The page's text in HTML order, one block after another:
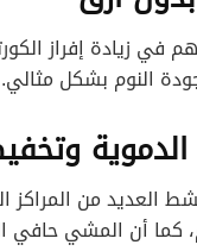
زيادة إفراز
النوم بشكل مثالي.
العديد من
كما أن المشي